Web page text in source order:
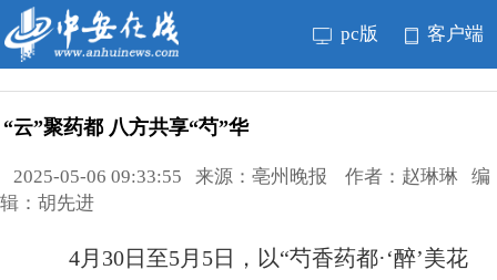
pc版 客户端
“云”聚药都 八方共享“芍”华
2025-05-06 09:33:55 来源：亳州晚报 作者：赵琳琳 编
辑：胡先进
4月30日至5月5日，以“芍香药都·‘醉’美花